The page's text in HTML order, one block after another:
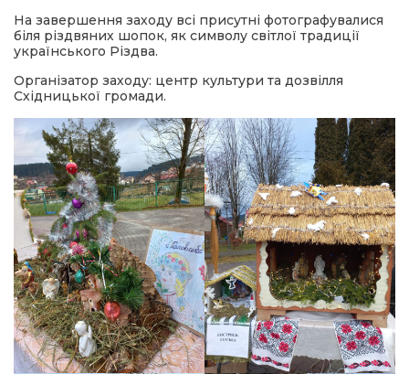
На завершення заходу всі присутні фотографувалися
біля різдвяних шопок, як символу світлої традиції
українського Різдва.
Організатор заходу: центр культури та дозвілля
Східницької громади.